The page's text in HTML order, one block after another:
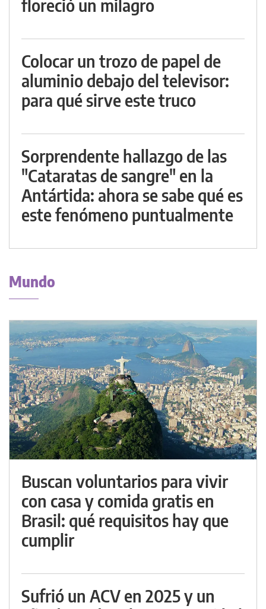
floreció un milagro
Colocar un trozo de papel de
aluminio debajo del televisor:
para qué sirve este truco
Sorprendente hallazgo de las
"Cataratas de sangre" en la
Antártida: ahora se sabe qué es
este fenómeno puntualmente
Mundo
Buscan voluntarios para vivir
con casa y comida gratis en
Brasil: qué requisitos hay que
cumplir
Sufrió un ACV en 2025 y un